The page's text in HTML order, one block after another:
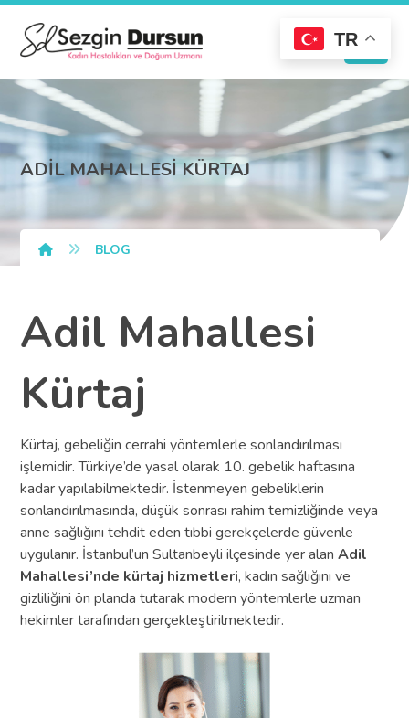
ADİL MAHALLESİ KÜRTAJ
BLOG
Adil Mahallesi
Kürtaj
Kürtaj, gebeliğin cerrahi yöntemlerle sonlandırılması
işlemidir. Türkiye’de yasal olarak 10. gebelik haftasına
kadar yapılabilmektedir. İstenmeyen gebeliklerin
sonlandırılmasında, düşük sonrası rahim temizliğinde veya
anne sağlığını tehdit eden tıbbi gerekçelerde güvenle
uygulanır. İstanbul’un Sultanbeyli ilçesinde yer alanAdil
Mahallesi’nde kürtaj hizmetleri, kadın sağlığını ve
gizliliğini ön planda tutarak modern yöntemlerle uzman
hekimler tarafından gerçekleştirilmektedir.
TR